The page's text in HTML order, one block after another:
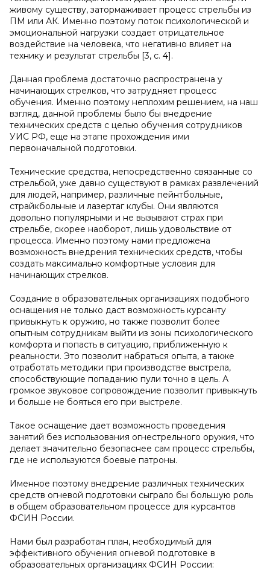
живому существу, затормаживает процесс стрельбы из
ПМ или АК. Именно поэтому поток психологической и
эмоциональной нагрузки создает отрицательное
воздействие на человека, что негативно влияет на
технику и результат стрельбы [3, с. 4].
Данная проблема достаточно распространена у
начинающих стрелков, что затрудняет процесс
обучения. Именно поэтому неплохим решением, на наш
взгляд, данной проблемы было бы внедрение
технических средств с целью обучения сотрудников
УИС РФ, еще на этапе прохождения ими
первоначальной подготовки.
Технические средства, непосредственно связанные со
стрельбой, уже давно существуют в рамках развлечений
для людей, например, различные пейнтбольные,
страйкбольные и лазертаг клубы. Они являются
довольно популярными и не вызывают страх при
стрельбе, скорее наоборот, лишь удовольствие от
процесса. Именно поэтому нами предложена
возможность внедрения технических средств, чтобы
создать максимально комфортные условия для
начинающих стрелков.
Создание в образовательных организациях подобного
оснащения не только даст возможность курсанту
привыкнуть к оружию, но также позволит более
опытным сотрудникам выйти из зоны психологического
комфорта и попасть в ситуацию, приближенную к
реальности. Это позволит набраться опыта, а также
отработать методики при производстве выстрела,
способствующие попаданию пули точно в цель. А
громкое звуковое сопровождение позволит привыкнуть
и больше не бояться его при выстреле.
Такое оснащение дает возможность проведения
занятий без использования огнестрельного оружия, что
делает значительно безопаснее сам процесс стрельбы,
где не используются боевые патроны.
Именное поэтому внедрение различных технических
средств огневой подготовки сыграло бы большую роль
в общем образовательном процессе для курсантов
ФСИН России.
Нами был разработан план, необходимый для
эффективного обучения огневой подготовке в
образовательных организациях ФСИН России: